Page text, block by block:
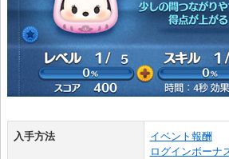
入手方法
イベント報酬
ログインボーナ